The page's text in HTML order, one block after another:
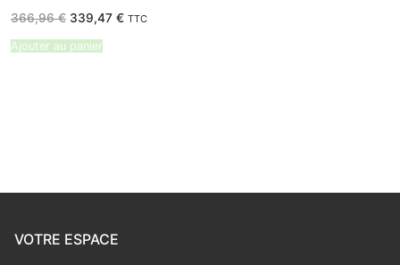
366,96€ Le
initial
était :
339,47 €Le
TTC
Ajouter au panier
VOTRE ESPACE